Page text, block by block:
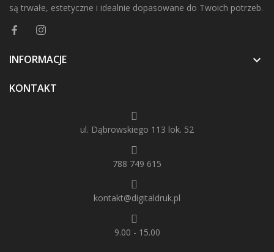
są trwałe, estetyczne i idealnie dopasowane do Twoich potrzeb.
INFORMACJE 
KONTAKT
ul. Dąbrowskiego 113 lok. 52
788 749 615
kontakt@digitaldruk.pl
9.00 - 15.00